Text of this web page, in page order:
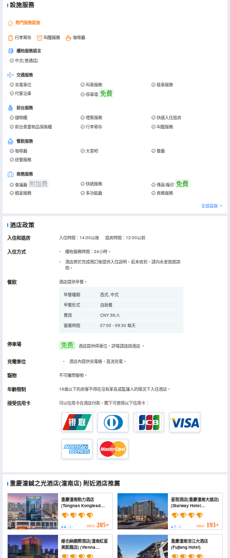
設施服務
熱門服務設施
行李寄存 叫醒服務 咖啡廳
櫃枱服務語言
中文(普通話)
交通服務
充電車位 叫車服務
租車服務
代客泊車
停車場 免費
前台服務
儲物櫃 禮賓服務
快速入住退房
前台貴重物品保險櫃
行李寄存 叫醒服務
餐飲服務
咖啡廳 大堂吧
餐廳
送餐服務
商務服務
會議廳 附加费 快遞服務 傳真/複印 免費
婚宴服務 多功能廳 商務服務
全部設施
酒店政策
入住和退房 入住時間：14:00以後 退房時間：12:00以前
入住方式
櫃枱服務時間：24小時。
酒店將於完成預訂後提供入住說明，若未收到，請向永安旅遊詢
問。
餐飲 酒店提供早餐。
早餐種類
西式, 中式
早餐形式
自助餐
費用
CNY 38/人
營業時間
07:00 - 09:30 每天
停車場 免费 酒店提供停車位，詳情請諮詢酒店 。
充電車位 • 酒店內提供充電樁，直流充電。
寵物 不可攜帶寵物。
年齡限制 18歲以下的房客不得在沒有家長或監護人的情況下入住酒店。
接受信用卡 可以信用卡在酒店付款，閣下可使用以下信用卡：
重慶潼鋮之光酒店(潼南店) 附近酒店推薦
重慶潼南勁力酒店
(Tongnan Konglead
Hotel)
4.6 / 5 HKD 205+
星程酒店(重慶潼南大道店)
(Starway Hotel
(Chongqing Tongnan
Avenue Branch))
4.7/ 5 HKD 193+
維也納國際酒店(潼南紅星
美凱龍店) (Vienna
International Hotel
重慶潼南涪江大酒店
(Fujiang Hotel)